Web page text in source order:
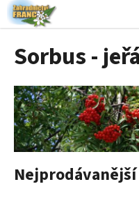
Přejít
na
obsah
Sorbus -
Nejprodávanější
K
o
o
p
o
t
ř
e